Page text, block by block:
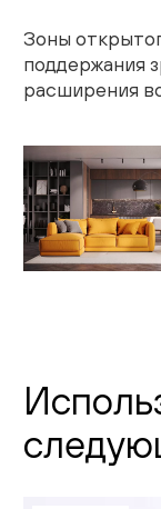
Гостиная
Кухня
Доставка и
Шоурумы
Дилерам
Зоны
поддержания
расширения